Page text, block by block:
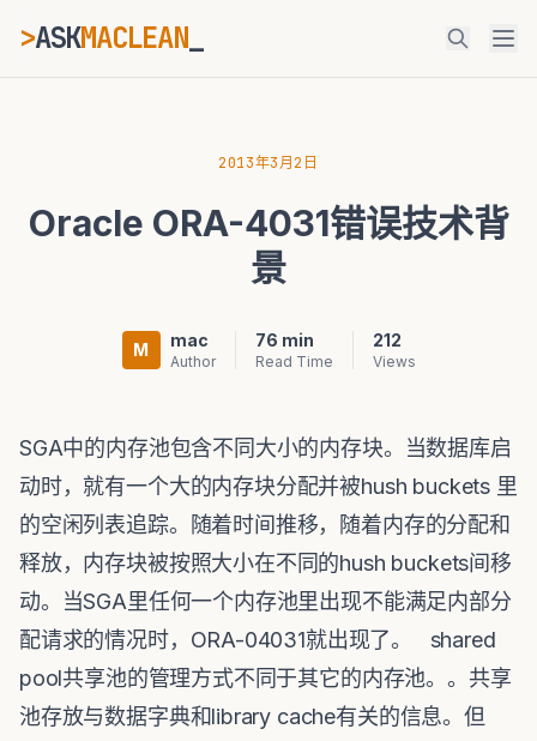
>ASKMACLEAN_
⌘K Ctrl+K
2013年3月2日
Oracle ORA-4031错误技术背
景
M mac
Author
76 min
Read Time
212
Views
SGA中的内存池包含不同大小的内存块。当数据库启
动时，就有一个大的内存块分配并被hush buckets 里
的空闲列表追踪。随着时间推移，随着内存的分配和
释放，内存块被按照大小在不同的hush buckets间移
动。当SGA里任何一个内存池里出现不能满足内部分
配请求的情况时，ORA-04031就出现了。 shared
pool共享池的管理方式不同于其它的内存池。。共享
池存放与数据字典和library cache有关的信息。但